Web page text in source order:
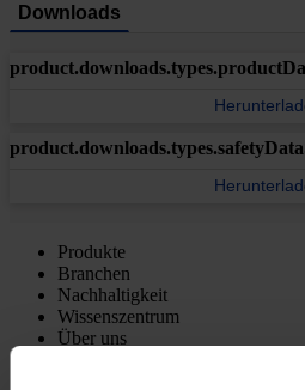
Downloads
Produkte
Branchen
Nachhaltigkeit
Wissenszentrum
Über uns